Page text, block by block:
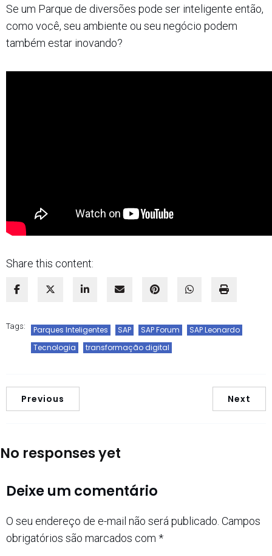
Se um Parque de diversões pode ser inteligente então,
como você, seu ambiente ou seu negócio podem
também estar inovando?
Share this content:
Tags: Parques Inteligentes SAP SAP Forum
SAP Leonardo
Tecnologia
transformação digital
Previous Next
No responses yet
Deixe um comentário
O seu endereço de e-mail não será publicado. Campos
obrigatórios são marcados com *